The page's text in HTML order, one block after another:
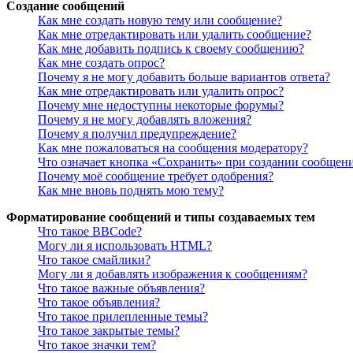
Создание сообщений
Как мне создать новую тему или сообщение?
Как мне отредактировать или удалить сообщение?
Как мне добавить подпись к своему сообщению?
Как мне создать опрос?
Почему я не могу добавить больше вариантов ответа?
Как мне отредактировать или удалить опрос?
Почему мне недоступны некоторые форумы?
Почему я не могу добавлять вложения?
Почему я получил предупреждение?
Как мне пожаловаться на сообщения модератору?
Что означает кнопка «Сохранить» при создании
Почему моё сообщение требует одобрения?
Как мне вновь поднять мою тему?
Форматирование сообщений и типы создаваемых тем
Что такое BBCode?
Могу ли я использовать HTML?
Что такое смайлики?
Могу ли я добавлять изображения к сообщениям?
Что такое важные объявления?
Что такое объявления?
Что такое прилепленные темы?
Что такое закрытые темы?
Что такое значки тем?